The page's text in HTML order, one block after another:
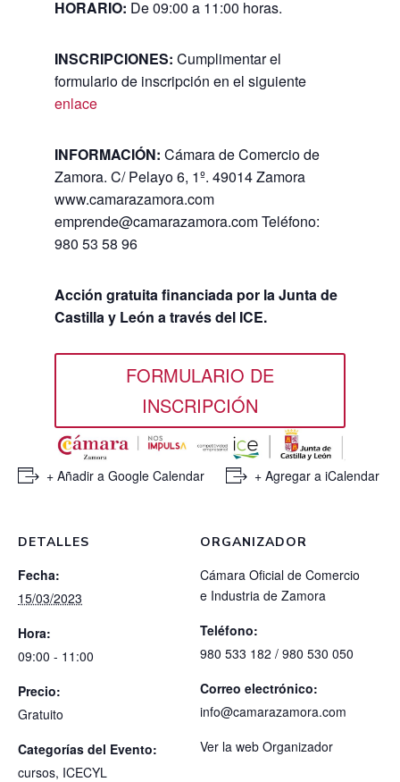
HORARIO: De 09:00 a 11:00 horas.
INSCRIPCIONES: Cumplimentar el
formulario de inscripción en el siguiente
enlace
INFORMACIÓN: Cámara de Comercio de
Zamora. C/ Pelayo 6, 1º. 49014 Zamora
www.camarazamora.com
emprende@camarazamora.com Teléfono:
980 53 58 96
Acción gratuita financiada por la Junta de
Castilla y León a través del ICE.
FORMULARIO DE
INSCRIPCIÓN
+ Añadir a Google Calendar + Agregar a iCalendar
DETALLES
Fecha:
15/03/2023
Hora:
09:00 - 11:00
Precio:
Gratuito
Categorías del Evento:
cursos, ICECYL
ORGANIZADOR
Cámara Oficial de Comercio
e Industria de Zamora
Teléfono:
980 533 182 / 980 530 050
Correo electrónico:
info@camarazamora.com
Ver la web Organizador